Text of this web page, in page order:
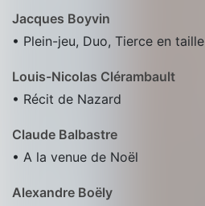
Jacques Boyvin
• Plein-jeu, Duo, Tierce en taille
Louis-Nicolas Clérambault
• Récit de Nazard
Claude Balbastre
• A la venue de Noël
Alexandre Boëly